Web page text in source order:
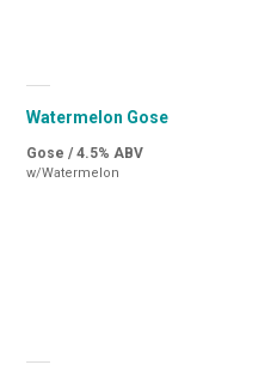
Watermelon Gose
Gose / 4.5% ABV
w/Watermelon